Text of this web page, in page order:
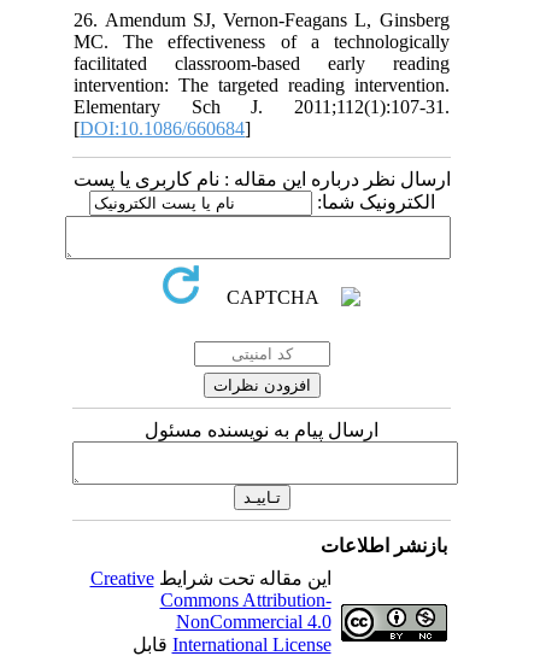
26. Amendum SJ, Vernon-Feagans L,
MC. The effectiveness of a
facilitated classroom-based early
intervention: The targeted reading
Elementary Sch J.
[DOI:10.1086/660684
درباره این مقاله : نام کاربری یا پست
ارسال پیام به نویسنده مسئول
این مقاله تحت شرایطCreative
Commons Attribution-
NonCommercial 4.0
International Licenseقابل